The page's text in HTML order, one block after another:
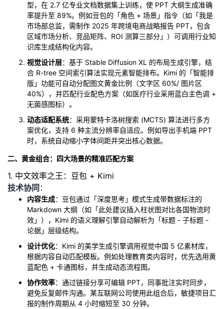
坛
圈
的
我
动
关
我
的
发
我
Programs
型，在 2.7 亿专业文档数据集上训练，使 PPT 大纲生成准确
率提升至 89%。例如豆包的「角色 + 场景」指令（如「我是
市场部总监，需制作 2025 年跨境电商战略报告 PPT，包含
区域市场分析、竞品矩阵、ROI 测算三部分」）可调用行业知
识库生成结构化内容。
视觉设计层：基于 Stable Diffusion XL 的布局生成引擎，结
合 R-tree 空间索引算法实现元素智能排布。Kimi 的「智能排
版」功能可自动分配图文黄金比例（文字区 60%/ 图片区
40%），并匹配行业配色方案（如医疗行业采用蓝白主色调 +
无菌感图标）。
动态适配系统：采用蒙特卡洛树搜索 (MCTS) 算法进行多方
案优化，支持 6 种主流分辨率自适应。例如导出手机端 PPT
时，系统自动缩小字体间距并突出核心数据。
二、黄金组合：四大场景的精准匹配方案
1. 中文效率之王：豆包 + Kimi
技术协同 ：
内容生成：豆包通过「深度思考」模式生成带数据标注的
Markdown 大纲（如「此处建议插入柱状图对比各国物流时
效」），Kimi 的语义理解引擎自动解析为「标题 - 子标题 -
论据」层级结构。
设计优化：Kimi 的美学生成引擎调用视觉中国 5 亿素材库，
根据内容自动匹配模板。例如处理教育类内容时，优先选用黄
蓝配色 + 卡通图标，并生成动态流程图。
协作效率：通过链接分享可编辑 PPT，同事批注实时同步，
避免反复邮件沟通。某互联网公司使用此组合后，敏捷项目汇
报的制作周期从 4 小时缩短至 30 分钟。